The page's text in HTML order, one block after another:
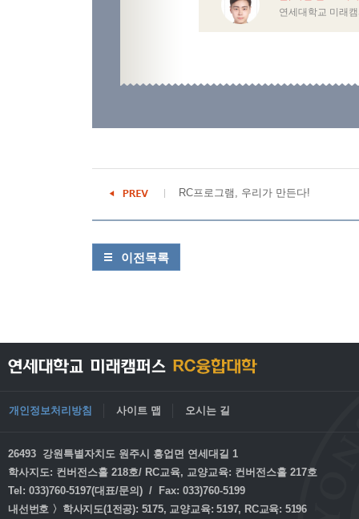
연세대학교 미래
RC프로그램, 우리가 만든다!
이전목록
개인정보처리방침 사이트 맵 오시는 길
26493 강원특별자치도 원주시 흥업면 연세대길 1
학사지도: 컨버전스홀 218호/ RC교육, 교양교육: 컨버전스홀 217호
Tel: 033)760-5197(대표/문의) / Fax: 033)760-5199
내선번호 〉학사지도(1전공): 5175, 교양교육: 5197, RC교육: 5196